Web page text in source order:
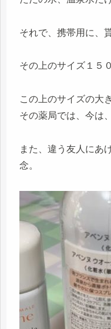
それで、携帯用に、
その上のサイズ１５
この上のサイズの大
その薬局では、今は
また、違う友人にあ
念。